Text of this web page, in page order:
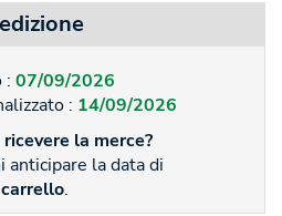
: 07/09/2026
: 14/09/2026
la merce?
anticipare la data di
.